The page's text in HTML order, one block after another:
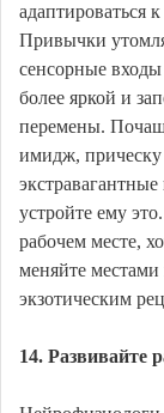
адаптироваться
Привычки
сенсорные
более яркой и
перемены.
имидж, прическу
устройте ему
рабочем месте,
меняйте
экзотическим
14. Развивайте